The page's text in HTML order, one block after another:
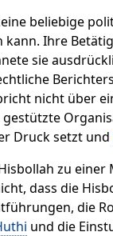
beliebige
Ihre
sie
nicht über
Druck setzt und
zu
dass die
die
und die